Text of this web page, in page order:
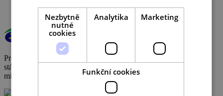
Provoz a činnost DMO byly podpořeny za přispění prostředků
státního rozpočtu České republiky z programu Ministerstva pro
místní rozvoj.
Nezbytně
nutné
cookies
Analytika Marketing
Funkční cookies